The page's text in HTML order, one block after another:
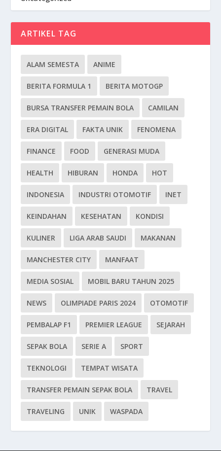
ARTIKEL TAG
ALAM SEMESTA ANIME
BERITA FORMULA 1 BERITA MOTOGP
BURSA TRANSFER PEMAIN BOLA CAMILAN
ERA DIGITAL FAKTA UNIK FENOMENA
FINANCE FOOD GENERASI MUDA
HEALTH HIBURAN HONDA HOT
INDONESIA INDUSTRI OTOMOTIF INET
KEINDAHAN KESEHATAN KONDISI
KULINER LIGA ARAB SAUDI MAKANAN
MANCHESTER CITY MANFAAT
MEDIA SOSIAL MOBIL BARU TAHUN 2025
NEWS OLIMPIADE PARIS 2024 OTOMOTIF
PEMBALAP F1 PREMIER LEAGUE SEJARAH
SEPAK BOLA SERIE A SPORT
TEKNOLOGI TEMPAT WISATA
TRANSFER PEMAIN SEPAK BOLA TRAVEL
TRAVELING UNIK WASPADA